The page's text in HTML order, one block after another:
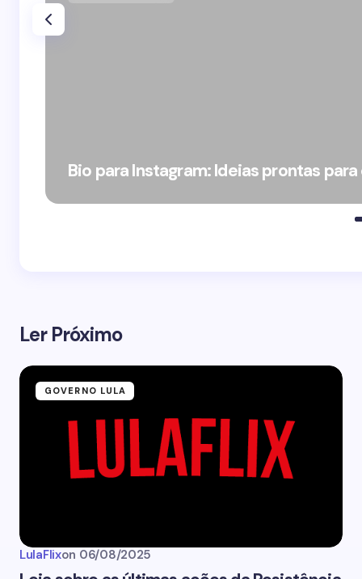
Bio para Instagram: Ideias prontas
Ler Próximo
GOVERNO LULA
LulaFlixon 06/08/2025